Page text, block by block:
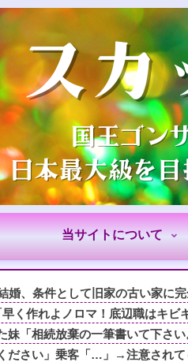
当サイトについて
婚、条件として旧家の古い家に
く作れよノロマ！底辺職はキビ
妹「相続放棄の一筆書いて下さ
ださい」乗客「…」→注意されて